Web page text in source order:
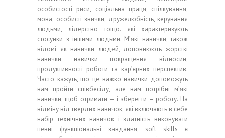
особистості риси, соціальна праця, спілкування,
мова, особисті звички, дружелюбність, керування
людьми, лідерство тощо. які характеризують
стосунки з іншими людьми. М’які навички, також
відомі як навички людей, доповнюють жорсткі
навички навички покращення відносин,
продуктивності роботи та кар’єрних перспектив.
Часто кажуть, що це важко навички допоможуть
вам пройти співбесіду, але вам потрібні м’які
навички, щоб отримати – і зберегти – роботу. На
відміну від твердих навичок, які включають в себе
набір технічних навичок і здатність виконувати
певні функціональні завдання, soft skills є